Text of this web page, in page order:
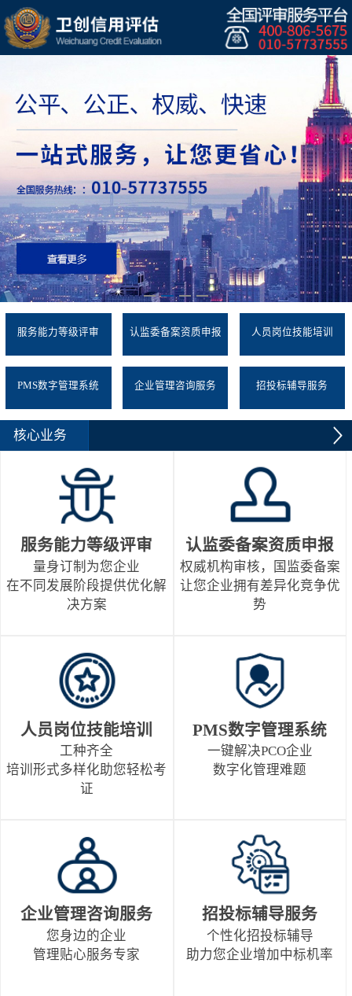
服务能力等级评审 认监委备案资质申报 人员岗位技能培训
PMS数字管理系统 企业管理咨询服务 招投标辅导服务
核心业务
服务能力等级评审
量身订制为您企业
在不同发展阶段提供优化解
决方案
认监委备案资质申报
权威机构审核，国监委备案
让您企业拥有差异化竞争优
势
人员岗位技能培训
工种齐全
培训形式多样化助您轻松考
证
PMS数字管理系统
一键解决PCO企业
数字化管理难题
企业管理咨询服务
您身边的企业
管理贴心服务专家
招投标辅导服务
个性化招投标辅导
助力您企业增加中标机率